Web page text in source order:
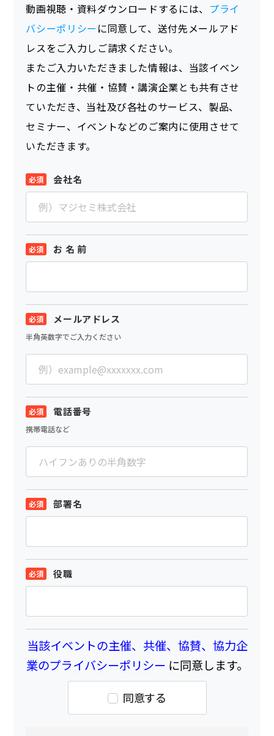
動画視聴・資料ダウンロードするには、 プライ
バシーポリシー に同意して、送付先メールアド
レスをご入力しご請求ください。
またご入力いただきました情報は、当該イベン
トの主催・共催・協賛・講演企業とも共有させ
ていただき、当社及び各社のサービス、製品、
セミナー、イベントなどのご案内に使用させて
いただきます。
会社名
お 名 前
メールアドレス
半角英数字でご入力ください
電話番号
携帯電話など
部署名
役職
当該イベントの主催、共催、協賛、協力企
業のプライバシーポリシー に同意します。
同意する